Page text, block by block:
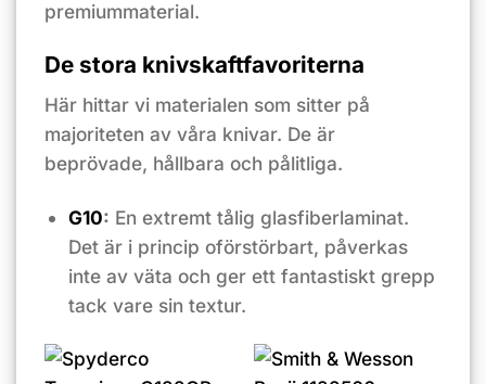
premiummaterial.
De stora knivskaftfavoriterna
Här hittar vi materialen som sitter på
majoriteten av våra knivar. De är
beprövade, hållbara och pålitliga.
G10: En extremt tålig glasfiberlaminat.
Det är i princip oförstörbart, påverkas
inte av väta och ger ett fantastiskt grepp
tack vare sin textur.